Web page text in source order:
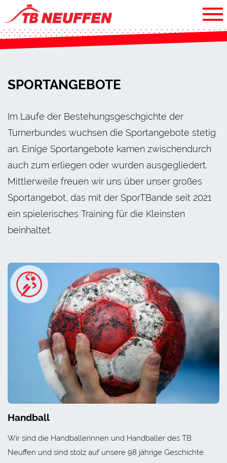
SPORTANGEBOTE
Im Laufe der Bestehungsgeschgichte der
Turnerbundes wuchsen die Sportangebote stetig
an. Einige Sportangebote kamen zwischendurch
auch zum erliegen oder wurden ausgegliedert.
Mittlerweile freuen wir uns über unser großes
Sportangebot, das mit der SporTBande seit 2021
ein spielerisches Training für die Kleinsten
beinhaltet.
Handball
Wir sind die Handballerinnen und Handballer des TB
Neuffen und sind stolz auf unsere 98 jährige Geschichte.